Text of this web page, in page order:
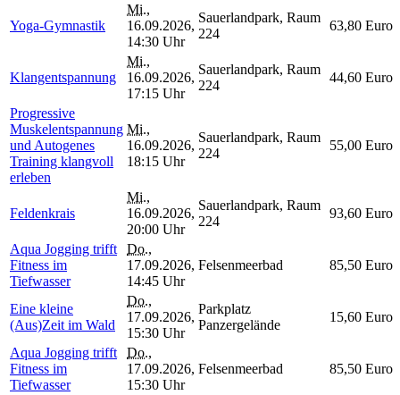
Yoga-Gymnastik
Mi.,
16.09.2026,
14:30 Uhr
Sauerlandpark, Raum
224
63,80 Euro
Klangentspannung
Mi.,
16.09.2026,
17:15 Uhr
Sauerlandpark, Raum
224
44,60 Euro
Progressive
Muskelentspannung
und Autogenes
Training klangvoll
erleben
Mi.,
16.09.2026,
18:15 Uhr
Sauerlandpark, Raum
224
55,00 Euro
Feldenkrais
Mi.,
16.09.2026,
20:00 Uhr
Sauerlandpark, Raum
224
93,60 Euro
Aqua Jogging trifft
Fitness im
Tiefwasser
Do.,
17.09.2026,
14:45 Uhr
Felsenmeerbad 85,50 Euro
Eine kleine
(Aus)Zeit im Wald
Do.,
17.09.2026,
15:30 Uhr
Parkplatz
Panzergelände
15,60 Euro
Aqua Jogging trifft
Fitness im
Tiefwasser
Do.,
17.09.2026,
15:30 Uhr
Felsenmeerbad 85,50 Euro